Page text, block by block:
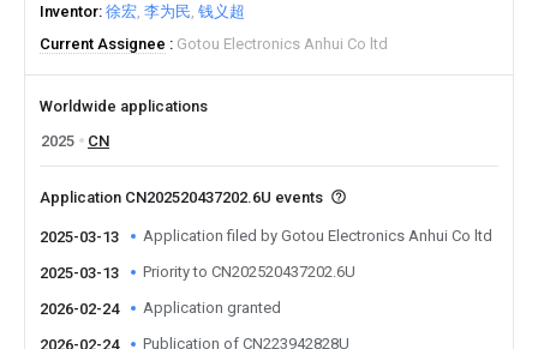
Inventor 徐宏 李为民 钱义超
Current Assignee
Gotou Electronics Anhui Co ltd
Worldwide applications
2025
CN
Application CN202520437202.6U events
2025-03-13 Application filed by Gotou Electronics Anhui Co ltd
2025-03-13 Priority to CN202520437202.6U
2026-02-24 Application granted
2026-02-24 Publication of CN223942828U